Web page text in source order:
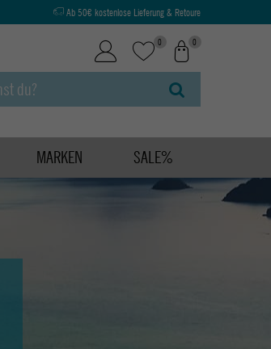
Ab 50€ kostenlose Lieferung & Retoure
0 0
MARKEN SALE%